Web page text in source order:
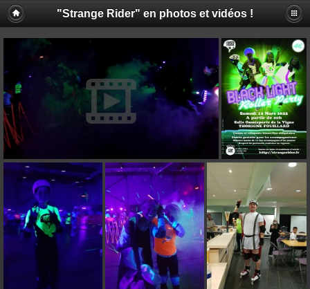
"Strange Rider" en photos et vidéos !